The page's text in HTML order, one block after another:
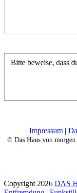
Bitte beweise, dass
Impressum|
© Das Haus von
Copyright 2026 DAS